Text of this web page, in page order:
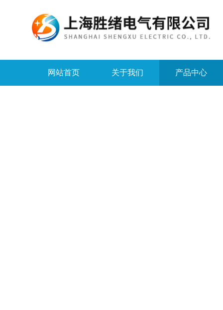
网站首页 关于我们 产品中心